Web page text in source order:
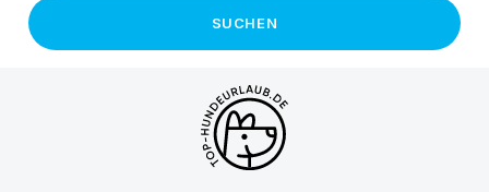
SUCHEN